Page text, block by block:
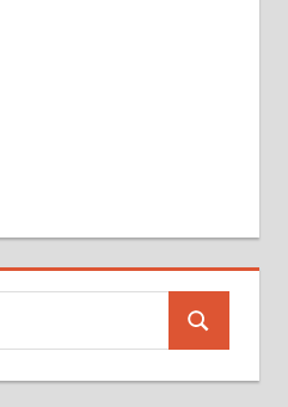
Search